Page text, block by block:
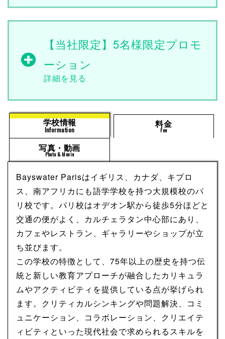
【当社限定】5名様限定プロモ
ーション
学校情報
Information
料金
Fee
写真・動画
Photo & Movie
Bayswater Parisはイギリス、カナダ、キプロ
ス、南アフリカにも語学学校を持つ大規模校のパ
リ校です。パリ校はオデオン駅から徒歩5分ほどと
交通の便がよく、カルチェラタン中心部にあり、
カフェやレストラン、ギャラリーやショップが立
ち並びます。
この学校の特徴として、75年以上の歴史を持つ伝
統と新しい教育アプローチが融合したカリキュラ
ムやアクティビティを提供している点が挙げられ
ます。クリティカルシンキングや問題解決、コミ
ュニケーション、コラボレーション、クリエイテ
ィビティといった現代社会で求められるスキルを